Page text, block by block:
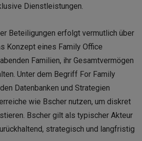
Dienstleistungen.
Beteiligungen erfolgt vermutlich über
Konzept eines Family Office
Familien, ihr Gesamtvermögen
Unter dem Begriff For Family
Datenbanken und Strategien
wie Bscher nutzen, um diskret
Bscher gilt als typischer Akteur
strategisch und langfristig